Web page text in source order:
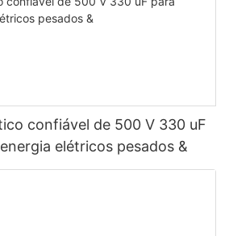
confiável de 500 V 330 uF
elétricos pesados ​​&